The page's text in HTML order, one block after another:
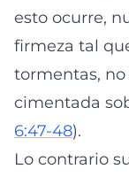
esto ocurre,
firmeza tal
tormentas, no
cimentada
6:47-48).
Lo contrario